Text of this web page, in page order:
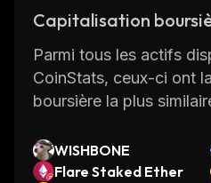
Capitalisation
Parmi tous les actifs
CoinStats, ceux-ci ont
boursière la plus
WISHBONE
Flare Staked Ether